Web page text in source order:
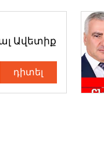
Ավետիք
դիտել